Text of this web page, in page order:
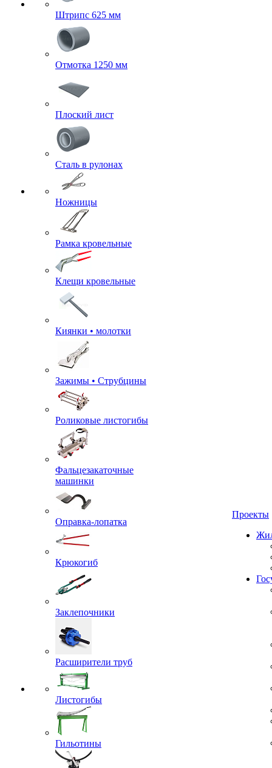
Штрипс 625 мм
Отмотка 1250 мм
Плоский лист
Сталь в рулонах
Ножницы
Рамка кровельные
Клещи кровельные
Киянки • молотки
Зажимы • Струбцины
Роликовые листогибы
Фальцезакаточные
машинки
Оправка-лопатка
Крюкогиб
Заклепочники
Расширители труб
Листогибы
Гильотины
Проекты